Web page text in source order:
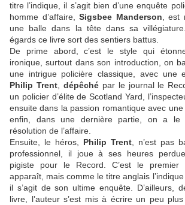
titre l’indique, il s’agit bien d’une enquête
homme d’affaire,Sigsbee Manderson ,
une balle dans la tête dans sa
égards ce livre sort des sentiers battus.
De prime abord, c’est le style qui
ironique, surtout dans son introduction, on
une intrigue policière classique, avec une
Philip Trent, dépêchépar le journal le
un policier d’élite de Scotland Yard,
ensuite dans la passion romantique avec une
enfin, dans une dernière partie, on a le
résolution de l’affaire.
Ensuite, le héros, Philip Trent , n’est pas
professionnel, il joue à ses heures
pigiste pour le Record. C’est le
apparaît, mais comme le titre anglais l’indique
il s’agit de son ultime enquête. D’ailleurs,
livre, l’auteur s’est mis à écrire un peu